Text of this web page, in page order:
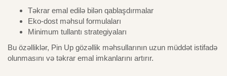
Təkrar emal edilə bilən qablaşdırmalar
Eko-dost məhsul formulaları
Minimum tullantı strategiyaları
Bu özəlliklər, Pin Up gözəllik məhsullarının uzun müddət istifadə
olunmasını və təkrar emal imkanlarını artırır.